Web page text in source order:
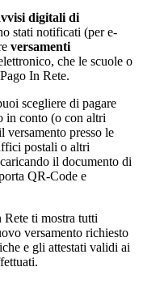
digitali di
stati notificati (per e-
versamenti
che le scuole o
In Rete.
scegliere di pagare
in conto (o con altri
versamento presso le
postali o altri
il documento di
QR-Code e
Rete ti mostra tutti
versamento richiesto
e gli attestati validi ai